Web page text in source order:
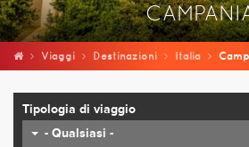
Viaggi Destinazioni Italia
Tipologia di viaggio
- Qualsiasi -